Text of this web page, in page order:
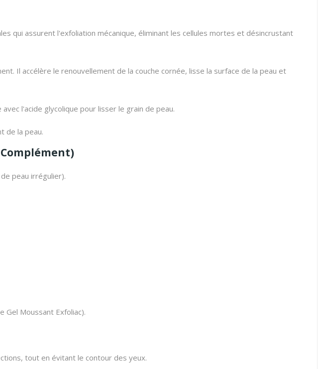
qui assurent l'exfoliation mécanique, éliminant les cellules mortes et désincrustant
Il accélère le renouvellement de la couche cornée, lisse la surface de la peau et
l'acide glycolique pour lisser le grain de peau.
de la peau.
peau irrégulier).
Gel Moussant Exfoliac).
tout en évitant le contour des yeux.